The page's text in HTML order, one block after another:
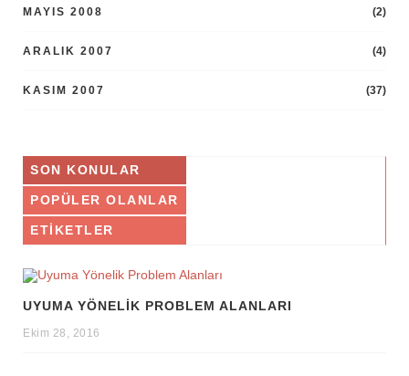
MAYIS 2008 (2)
ARALIK 2007 (4)
KASIM 2007 (37)
SON KONULAR
POPÜLER OLANLAR
ETIKETLER
UYUMA YÖNELIK PROBLEM ALANLARI
Ekim 28, 2016